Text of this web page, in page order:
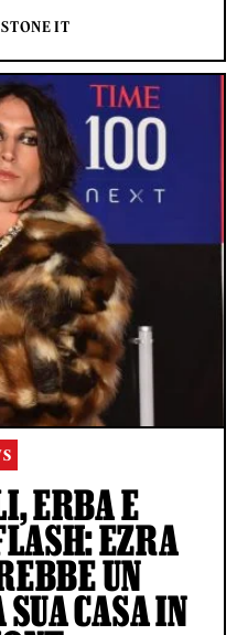
IT
ERBA E
EZRA
UN
CASA IN